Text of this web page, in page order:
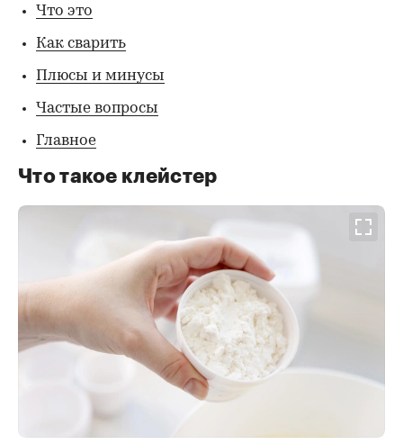
Что это
Как сварить
Плюсы и минусы
Частые вопросы
Главное
Что такое клейстер